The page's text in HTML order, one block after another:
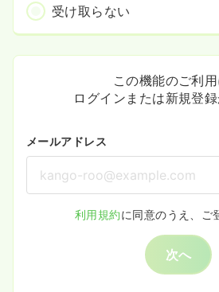
受け取らない
この機能のご利
ログインまたは新規登
メールアドレス
利用規約に同意のうえ、ご
次へ